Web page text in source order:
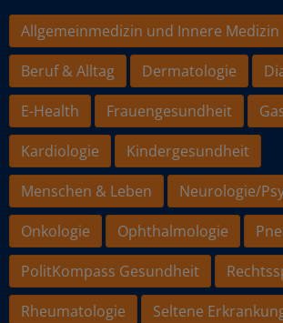
Allgemeinmedizin und Innere Medizin
Beruf & Alltag
Dermatologie
E-Health
Frauengesundheit
Kardiologie
Kindergesundheit
Menschen & Leben
Neurologie/
Onkologie
Ophthalmologie
PolitKompass Gesundheit
Rheumatologie
Seltene